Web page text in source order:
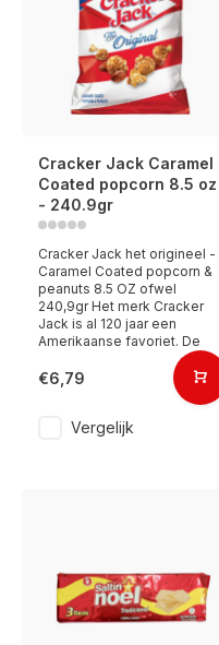
Cracker Jack Caramel
Coated popcorn 8.5 oz
- 240.9gr
Cracker Jack het origineel -
Caramel Coated popcorn &
peanuts 8.5 OZ ofwel
240,9gr Het merk Cracker
Jack is al 120 jaar een
Amerikaanse favoriet. De
€6,79
Vergelijk